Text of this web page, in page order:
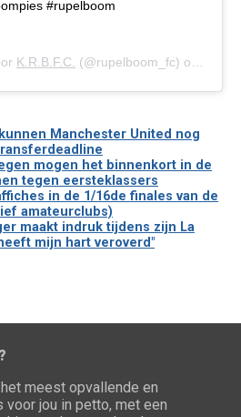
#rupelboom
K.R.B.F.C. (@rupelboom_fc) op
Manchester United nog
mogen het binnenkort in de
tegen eersteklassers
in de 1/16de finales van de
amateurclubs)
maakt indruk tijdens zijn La
mijn hart veroverd"
meest opvallende en
jou in petto, met een